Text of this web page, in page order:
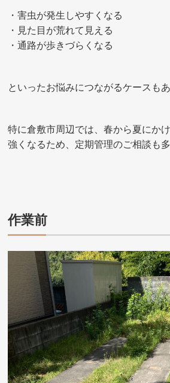
・害虫が発生しやすくなる
・見た目が荒れて見える
・通路が歩きづらくなる
といったお悩みにつながるケースもあ
特に倉敷市周辺では、春から夏にか
強くなるため、定期管理のご相談も多
作業前